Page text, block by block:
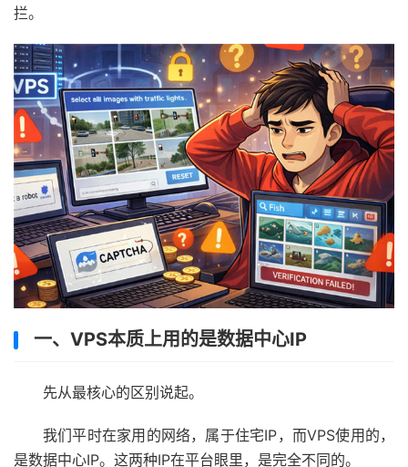
拦。
一、VPS本质上用的是数据中心IP
先从最核心的区别说起。
我们平时在家用的网络，属于住宅IP，而VPS使用的，
是数据中心IP。这两种IP在平台眼里，是完全不同的。